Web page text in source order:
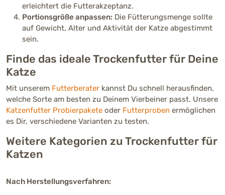
erleichtert die Futterakzeptanz.
Portionsgröße anpassen: Die Fütterungsmenge sollte
auf Gewicht, Alter und Aktivität der Katze abgestimmt
sein.
Finde das ideale Trockenfutter für Deine
Katze
Mit unserem Futterberater kannst Du schnell herausfinden,
welche Sorte am besten zu Deinem Vierbeiner passt. Unsere
Katzenfutter Probierpakete oder Futterproben ermöglichen
es Dir, verschiedene Varianten zu testen.
Weitere Kategorien zu Trockenfutter für
Katzen
Nach Herstellungsverfahren: